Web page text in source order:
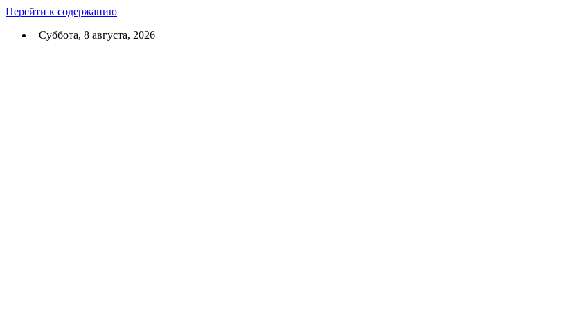
Перейти к содержанию
Суббота, 8 августа, 2026